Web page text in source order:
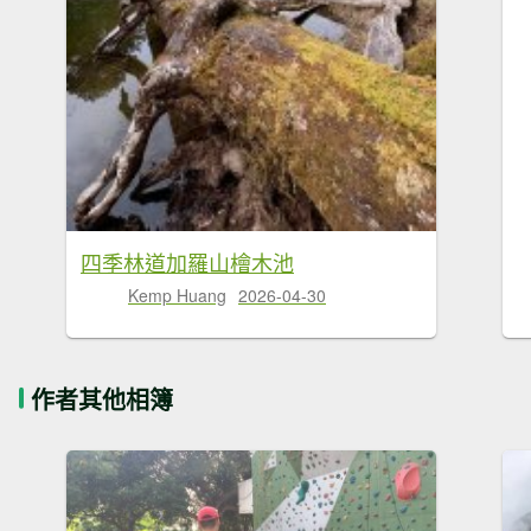
四季林道加羅山檜木池
Kemp Huang 2026-04-30
作者其他相簿